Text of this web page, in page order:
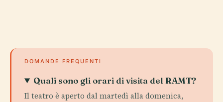
DOMANDE FREQUENTI
Quali sono gli orari di visita del RAMT?
Il teatro è aperto dal martedì alla domenica,